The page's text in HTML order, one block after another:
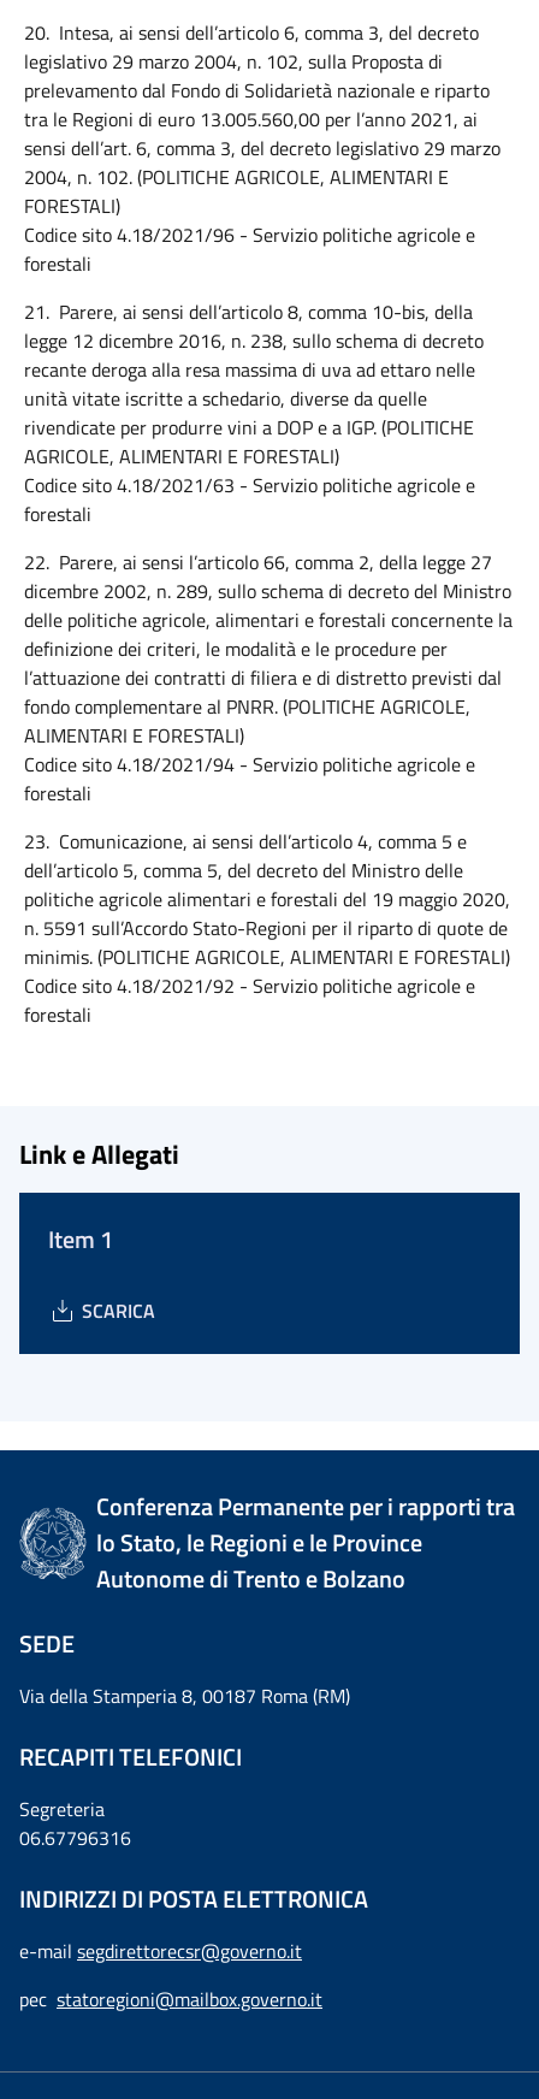
20. Intesa, ai sensi dell’articolo 6, comma 3, del decreto
legislativo 29 marzo 2004, n. 102, sulla Proposta di
prelevamento dal Fondo di Solidarietà nazionale e riparto
tra le Regioni di euro 13.005.560,00 per l’anno 2021, ai
sensi dell’art. 6, comma 3, del decreto legislativo 29 marzo
2004, n. 102. (POLITICHE AGRICOLE, ALIMENTARI E
FORESTALI)
Codice sito 4.18/2021/96 - Servizio politiche agricole e
forestali
21. Parere, ai sensi dell’articolo 8, comma 10-bis, della
legge 12 dicembre 2016, n. 238, sullo schema di decreto
recante deroga alla resa massima di uva ad ettaro nelle
unità vitate iscritte a schedario, diverse da quelle
rivendicate per produrre vini a DOP e a IGP. (POLITICHE
AGRICOLE, ALIMENTARI E FORESTALI)
Codice sito 4.18/2021/63 - Servizio politiche agricole e
forestali
22. Parere, ai sensi l’articolo 66, comma 2, della legge 27
dicembre 2002, n. 289, sullo schema di decreto del Ministro
delle politiche agricole, alimentari e forestali concernente la
definizione dei criteri, le modalità e le procedure per
l’attuazione dei contratti di filiera e di distretto previsti dal
fondo complementare al PNRR. (POLITICHE AGRICOLE,
ALIMENTARI E FORESTALI)
Codice sito 4.18/2021/94 - Servizio politiche agricole e
forestali
23. Comunicazione, ai sensi dell’articolo 4, comma 5 e
dell’articolo 5, comma 5, del decreto del Ministro delle
politiche agricole alimentari e forestali del 19 maggio 2020,
n. 5591 sull’Accordo Stato-Regioni per il riparto di quote de
minimis. (POLITICHE AGRICOLE, ALIMENTARI E FORESTALI)
Codice sito 4.18/2021/92 - Servizio politiche agricole e
forestali
Link e Allegati
Item 1
SCARICA
Conferenza Permanente per i rapporti tra
lo Stato, le Regioni e le Province
Autonome di Trento e Bolzano
SEDE
Via della Stamperia 8, 00187 Roma (RM)
RECAPITI TELEFONICI
Segreteria
06.67796316
INDIRIZZI DI POSTA ELETTRONICA
e-mail segdirettorecsr@governo.it
pec statoregioni@mailbox.governo.it